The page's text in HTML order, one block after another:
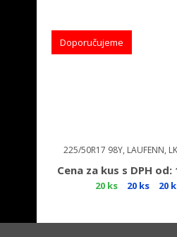
Doporučujeme
225/50R17 98Y, LAUFENN,
Cena za kus s DPH od:
20 ks 20 ks 20